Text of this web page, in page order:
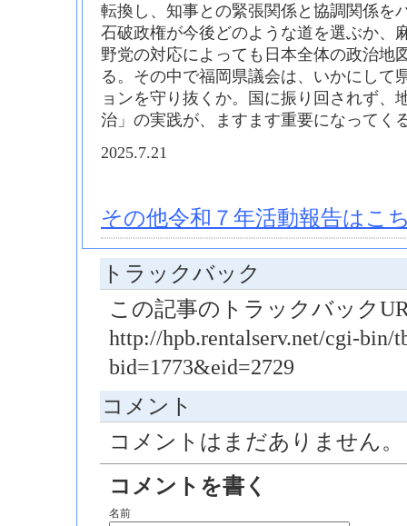
転換し、知事との緊張関係と協調関係を
石破政権が今後どのような道を選ぶか、
野党の対応によっても日本全体の政治地
る。その中で福岡県議会は、いかにして
ョンを守り抜くか。国に振り回されず、
治」の実践が、ますます重要になってく
2025.7.21
その他令和７年活動報告はこ
トラックバック
この記事のトラックバック
http://hpb.rentalserv.net/cgi-bin/
bid=1773&eid=2729
コメント
コメントはまだありません。
コメントを書く
名前